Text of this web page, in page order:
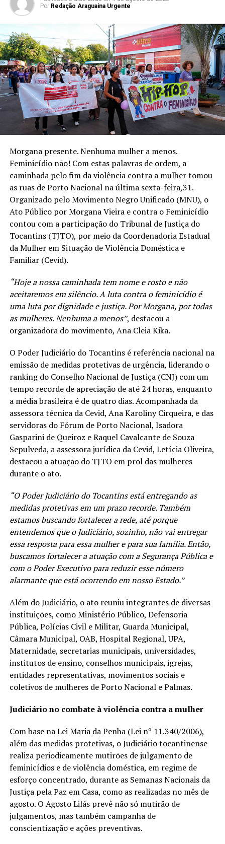
Por Redação Araguaina Urgente
Morgana presente. Nenhuma mulher a menos.
Feminicídio não! Com estas palavras de ordem, a
caminhada pelo fim da violência contra a mulher tomou
as ruas de Porto Nacional na última sexta-feira,31.
Organizado pelo Movimento Negro Unificado (MNU), o
Ato Público por Morgana Vieira e contra o Feminicídio
contou com a participação do Tribunal de Justiça do
Tocantins (TJTO), por meio da Coordenadoria Estadual
da Mulher em Situação de Violência Doméstica e
Familiar (Cevid).
“Hoje a nossa caminhada tem nome e rosto e não
aceitaremos em silêncio. A luta contra o feminicídio é
uma luta por dignidade e justiça. Por Morgana, por todas
as mulheres. Nenhuma a menos”, destacou a
organizadora do movimento, Ana Cleia Kika.
O Poder Judiciário do Tocantins é referência nacional na
emissão de medidas protetivas de urgência, liderando o
ranking do Conselho Nacional de Justiça (CNJ) com um
tempo recorde de apreciação de até 24 horas, enquanto
a média brasileira é de quatro dias. Acompanhada da
assessora técnica da Cevid, Ana Karoliny Cirqueira, e das
servidoras do Fórum de Porto Nacional, Isadora
Gasparini de Queiroz e Raquel Cavalcante de Souza
Sepulveda, a assessora jurídica da Cevid, Letícia Oliveira,
destacou a atuação do TJTO em prol das mulheres
durante o ato.
“O Poder Judiciário do Tocantins está entregando as
medidas protetivas em um prazo recorde. Também
estamos buscando fortalecer a rede, até porque
entendemos que o Judiciário, sozinho, não vai entregar
essa resposta para essa mulher e para sua família. Então,
buscamos fortalecer a atuação com a Segurança Pública e
com o Poder Executivo para reduzir esse número
alarmante que está ocorrendo em nosso Estado.”
Além do Judiciário, o ato reuniu integrantes de diversas
instituições, como Ministério Público, Defensoria
Pública, Polícias Civil e Militar, Guarda Municipal,
Câmara Municipal, OAB, Hospital Regional, UPA,
Maternidade, secretarias municipais, universidades,
institutos de ensino, conselhos municipais, igrejas,
entidades representativas, movimentos sociais e
coletivos de mulheres de Porto Nacional e Palmas.
Judiciário no combate à violência contra a mulher
Com base na Lei Maria da Penha (Lei nº 11.340/2006),
além das medidas protetivas, o Judiciário tocantinense
realiza periodicamente mutirões de julgamento de
feminicídios e de violência doméstica, em regime de
esforço concentrado, durante as Semanas Nacionais da
Justiça pela Paz em Casa, como as realizadas no mês de
agosto. O Agosto Lilás prevê não só mutirão de
julgamentos, mas também campanha de
conscientização e ações preventivas.